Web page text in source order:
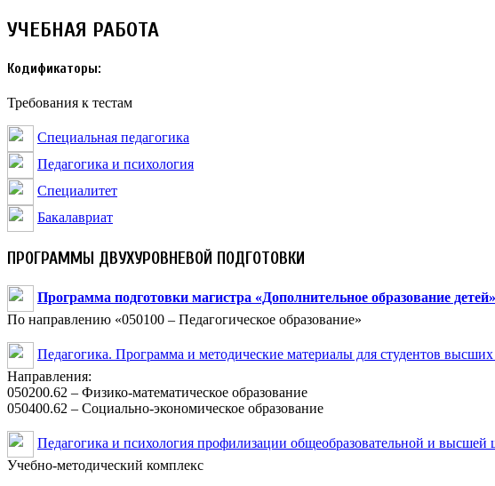
УЧЕБНАЯ РАБОТА
Кодификаторы:
Требования к тестам
Специальная педагогика
Педагогика и психология
Специалитет
Бакалавриат
ПРОГРАММЫ ДВУХУРОВНЕВОЙ ПОДГОТОВКИ
Программа подготовки магистра «Дополнительное образование детей»
По направлению «050100 – Педагогическое образование»
Педагогика. Программа и методические материалы для студентов
Направления:
050200.62 – Физико-математическое образование
050400.62 – Социально-экономическое образование
Педагогика и психология профилизации общеобразовательной и высшей
Учебно-методический комплекс